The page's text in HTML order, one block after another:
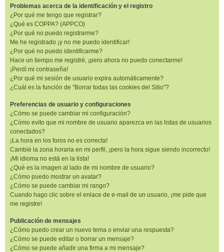
Problemas acerca de la identificación y el registro
¿Por qué me tengo que registrar?
¿Qué es COPPA? (APPCO)
¿Por qué no puedo registrarme?
Me he registrado ¡y no me puedo identificar!
¿Por qué no puedo identificarme?
Hace un tiempo me registré, ¡pero ahora no puedo conectarme!
¡Perdí mi contraseña!
¿Por qué mi sesión de usuario expira automáticamente?
¿Cuál es la función de "Borrar todas las cookies del Sitio"?
Preferencias de usuario y configuraciones
¿Cómo se puede cambiar mi configuración?
¿Cómo evito que mi nombre de usuario aparezca en las listas de usuarios
conectados?
¡La hora en los foros no es correcta!
Cambié la zona horaria en mi perfil, ¡pero la hora sigue siendo incorrecto!
¡Mi idioma no está en la lista!
¿Qué es la imagen al lado de mi nombre de usuario?
¿Cómo puedo mostrar un avatar?
¿Cómo se puede cambiar mi rango?
Cuando hago clic sobre el enlace de e-mail de un usuario, ¡me pide que
me registre!
Publicación de mensajes
¿Cómo puedo crear un nuevo tema o enviar una respuesta?
¿Cómo se puede editar o borrar un mensaje?
¿Cómo se puede añadir una firma a mi mensaje?